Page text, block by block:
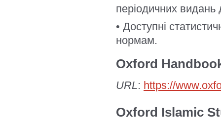
періодичних видань
• Доступні
нормам.
Oxford
URL: https://
Oxford Islamic